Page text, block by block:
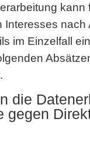
kann
nach
im Einzelfall
die
gegen